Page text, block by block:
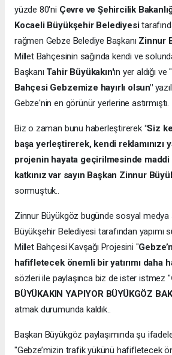
yüzde 80'ni Çevre ve Şehircilik
Kocaeli Büyükşehir Belediyesi
rağmen Gebze Belediye Başkanı Zinnur
Millet Bahçesinin sağında kendi ve
Başkanı Tahir Büyükakın'ın yer aldığı ve "
Bahçesi Gebzemize hayırlı olsun"
Gebze'nin en görünür yerlerine astırmıştı.
Biz o zaman bunu haberleştirerek "Siz
başa yerleştirerek, kendi reklamınızı
projenin hayata geçirilmesinde maddi
katkınız var sayın Başkan Zinnur
sormuştuk..
Zinnur Büyükgöz bugünde sosyal medya
Büyükşehir Belediyesi tarafından yapımı
Millet Bahçesi Kavşağı Projesini "
hafifletecek önemli bir yatırımı daha
sözleri ile paylaşınca biz de ister istmez "
BÜYÜKAKIN YAPIYOR BÜYÜKGÖZ
atmak durumunda kaldık..
Başkan Büyükgöz paylaşımında şu
"Gebze’mizin trafik yükünü hafifletecek